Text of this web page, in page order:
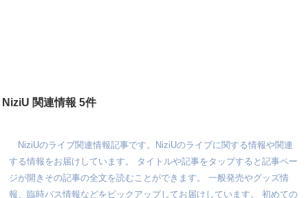
NiziU 関連情報 5件
NiziUのライブ関連情報記事です。NiziUのライブに関する情報や関連
する情報をお届けしています。 タイトルや記事をタップすると記事ペー
ジが開きその記事の全文を読むことができます。 一般発売やグッズ情
報、臨時バス情報などをピックアップしてお届けしています。 初めての